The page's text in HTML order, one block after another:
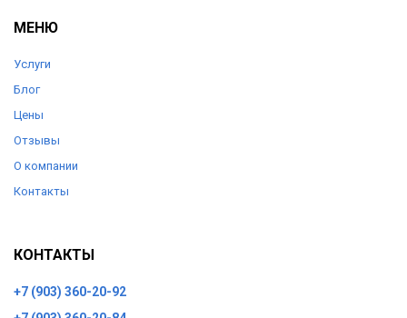
МЕНЮ
Услуги
Блог
Цены
Отзывы
О компании
Контакты
КОНТАКТЫ
+7 (903) 360-20-92